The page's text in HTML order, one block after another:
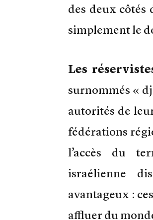
des deux
simplement le
Les
surnommés «
autorités de
fédérations
l’accès du
israélienne
avantageux :
affluer du